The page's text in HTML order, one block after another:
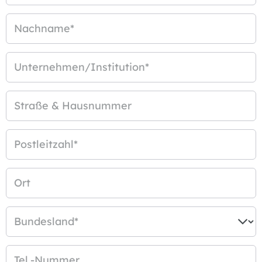
Nachname*
Unternehmen/Institution*
Straße & Hausnummer
Postleitzahl*
Ort
Bundesland*